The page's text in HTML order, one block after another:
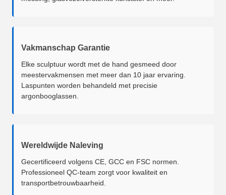
Vakmanschap Garantie
Elke sculptuur wordt met de hand gesmeed door
meestervakmensen met meer dan 10 jaar ervaring.
Laspunten worden behandeld met precisie
argonbooglassen.
Wereldwijde Naleving
Gecertificeerd volgens CE, GCC en FSC normen.
Professioneel QC-team zorgt voor kwaliteit en
transportbetrouwbaarheid.